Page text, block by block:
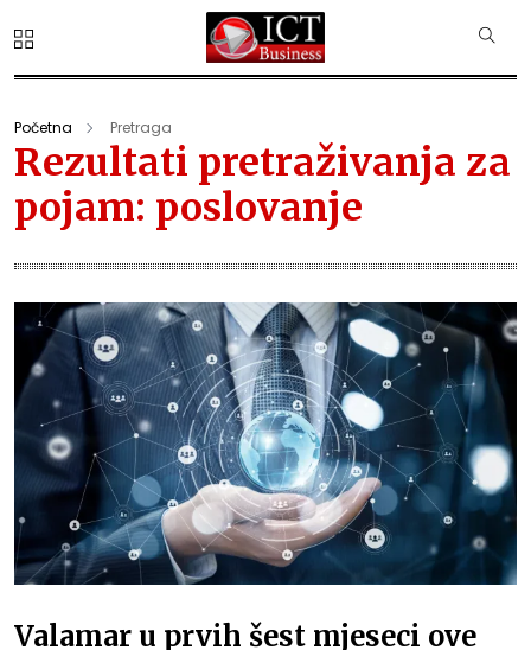
Početna Pretraga
Rezultati pretraživanja za
pojam: poslovanje
Valamar u prvih šest mjeseci ove